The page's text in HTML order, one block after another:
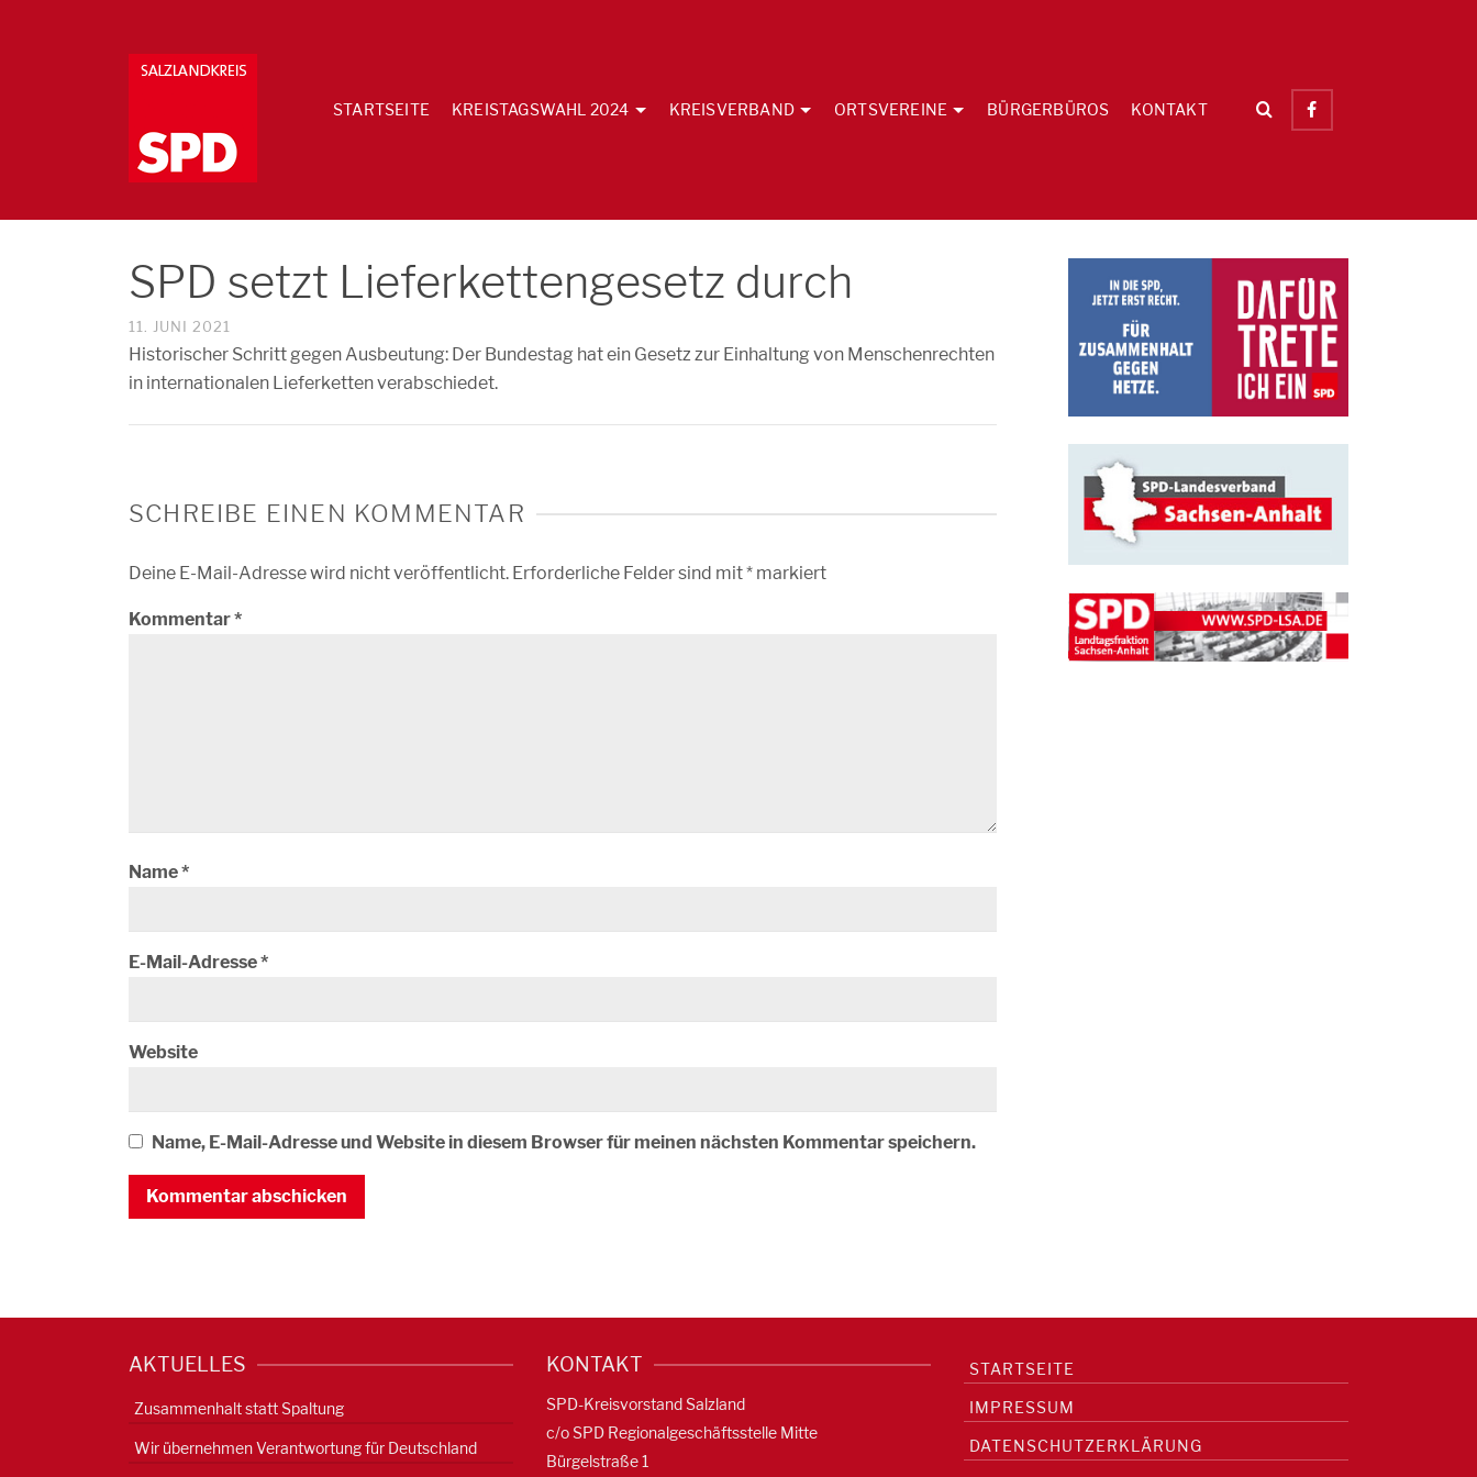
STARTSEITE KREISTAGSWAHL 2024 KREISVERBAND ORTSVEREINE BÜRGERBÜROS KONTAKT
SPD setzt Lieferkettengesetz durch
11. JUNI 2021
Historischer Schritt gegen Ausbeutung: Der Bundestag hat ein Gesetz zur Einhaltung von Menschenrechten
in internationalen Lieferketten verabschiedet.
SCHREIBE EINEN KOMMENTAR
Deine E-Mail-Adresse wird nicht veröffentlicht. Erforderliche Felder sind mit* markiert
Kommentar*
Name*
E-Mail-Adresse*
Website
Name, E-Mail-Adresse und Website in diesem Browser für meinen nächsten Kommentar speichern.
AKTUELLES
Zusammenhalt statt Spaltung
Wir übernehmen Verantwortung für Deutschland
KONTAKT
SPD-Kreisvorstand Salzland
c/o SPD Regionalgeschäftsstelle Mitte
Bürgelstraße 1
STARTSEITE
IMPRESSUM
DATENSCHUTZERKLÄRUNG